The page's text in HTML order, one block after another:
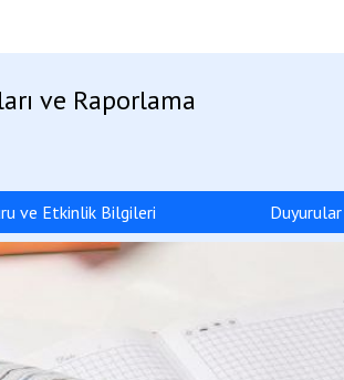
ve Raporlama
ve Etkinlik Bilgileri Duyurular